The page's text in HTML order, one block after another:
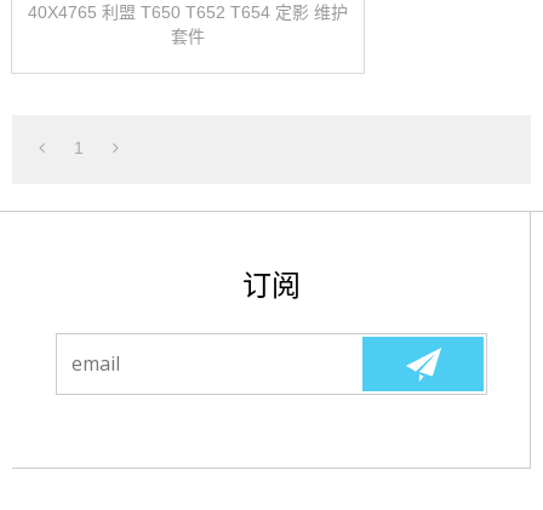
40X4765 利盟 T650 T652 T654 定影 维护
套件
1
订阅